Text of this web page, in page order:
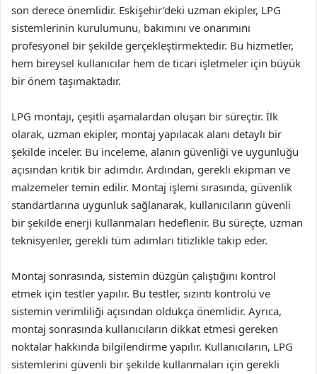
son derece önemlidir. Eskişehir’deki uzman ekipler, LPG
sistemlerinin kurulumunu, bakımını ve onarımını
profesyonel bir şekilde gerçekleştirmektedir. Bu hizmetler,
hem bireysel kullanıcılar hem de ticari işletmeler için büyük
bir önem taşımaktadır.
LPG montajı, çeşitli aşamalardan oluşan bir süreçtir. İlk
olarak, uzman ekipler, montaj yapılacak alanı detaylı bir
şekilde inceler. Bu inceleme, alanın güvenliği ve uygunluğu
açısından kritik bir adımdır. Ardından, gerekli ekipman ve
malzemeler temin edilir. Montaj işlemi sırasında, güvenlik
standartlarına uygunluk sağlanarak, kullanıcıların güvenli
bir şekilde enerji kullanmaları hedeflenir. Bu süreçte, uzman
teknisyenler, gerekli tüm adımları titizlikle takip eder.
Montaj sonrasında, sistemin düzgün çalıştığını kontrol
etmek için testler yapılır. Bu testler, sızıntı kontrolü ve
sistemin verimliliği açısından oldukça önemlidir. Ayrıca,
montaj sonrasında kullanıcıların dikkat etmesi gereken
noktalar hakkında bilgilendirme yapılır. Kullanıcıların, LPG
sistemlerini güvenli bir şekilde kullanmaları için gerekli